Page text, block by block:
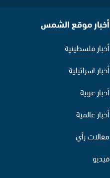
أخبار موقع الشمس
أخبار فلسطينية
أخبار اسرائيلية
أخبار عربية
أخبار عالمية
مقالات رأي
فيديو